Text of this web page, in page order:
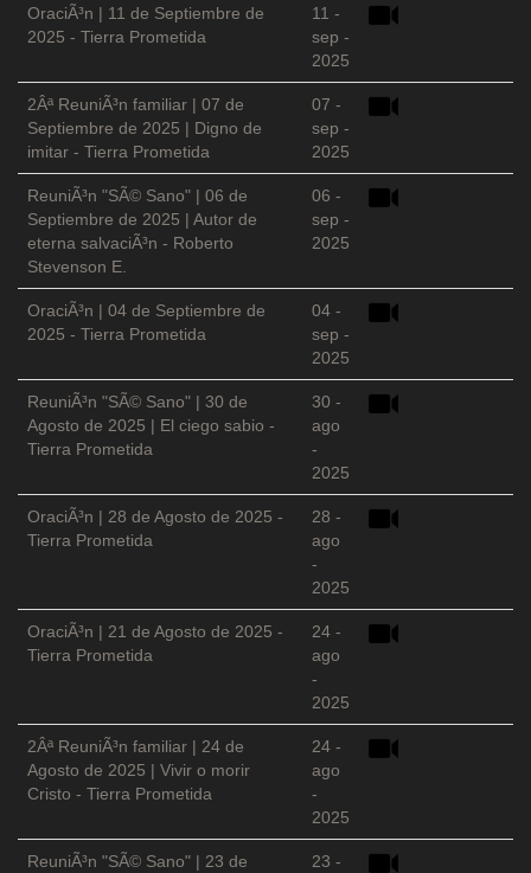
OraciÃ³n | 11 de Septiembre de
2025 - Tierra Prometida
11 -
sep -
2025
2Âª ReuniÃ³n familiar | 07 de
Septiembre de 2025 | Digno de
imitar - Tierra Prometida
07 -
sep -
2025
ReuniÃ³n "SÃ© Sano" | 06 de
Septiembre de 2025 | Autor de
eterna salvaciÃ³n - Roberto
Stevenson E.
06 -
sep -
2025
OraciÃ³n | 04 de Septiembre de
2025 - Tierra Prometida
04 -
sep -
2025
ReuniÃ³n "SÃ© Sano" | 30 de
Agosto de 2025 | El ciego sabio -
Tierra Prometida
30 -
ago
-
2025
OraciÃ³n | 28 de Agosto de 2025 -
Tierra Prometida
28 -
ago
-
2025
OraciÃ³n | 21 de Agosto de 2025 -
Tierra Prometida
24 -
ago
-
2025
2Âª ReuniÃ³n familiar | 24 de
Agosto de 2025 | Vivir o morir
Cristo - Tierra Prometida
24 -
ago
-
2025
ReuniÃ³n "SÃ© Sano" | 23 de
23 -